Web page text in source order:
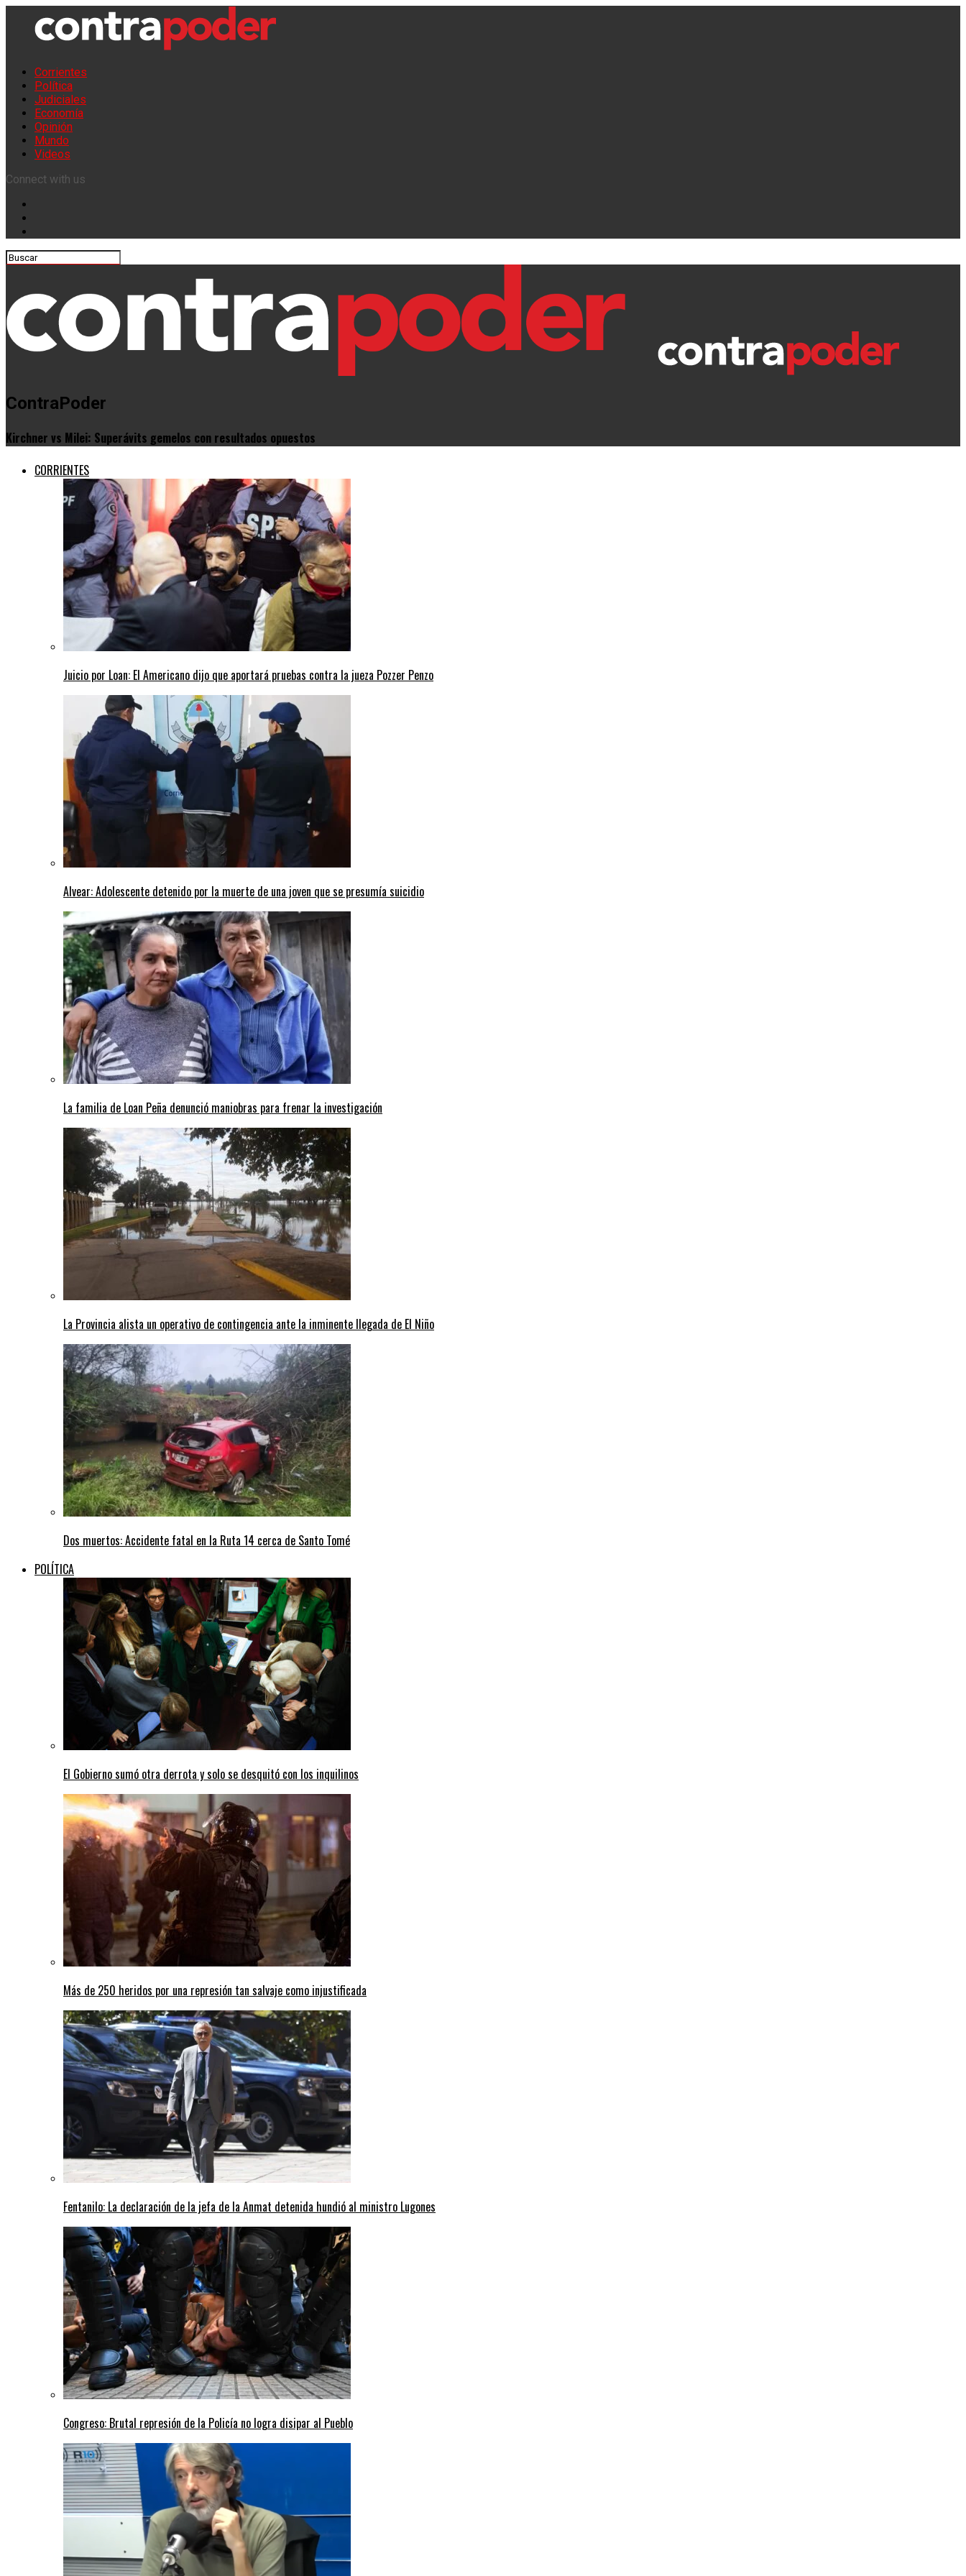
Corrientes
Política
Judiciales
Economía
Opinión
Mundo
Videos
Connect with us
ContraPoder
Kirchner vs Milei: Superávits gemelos con resultados opuestos
CORRIENTES
Juicio por Loan: El Americano dijo que aportará pruebas contra la jueza Pozzer Penzo
Alvear: Adolescente detenido por la muerte de una joven que se presumía suicidio
La familia de Loan Peña denunció maniobras para frenar la investigación
La Provincia alista un operativo de contingencia ante la inminente llegada de El Niño
Dos muertos: Accidente fatal en la Ruta 14 cerca de Santo Tomé
POLÍTICA
El Gobierno sumó otra derrota y solo se desquitó con los inquilinos
Más de 250 heridos por una represión tan salvaje como injustificada
Fentanilo: La declaración de la jefa de la Anmat detenida hundió al ministro Lugones
Congreso: Brutal represión de la Policía no logra disipar al Pueblo